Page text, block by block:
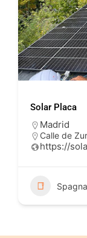
Solar Placa
Madrid
Calle de
https://
Spagna